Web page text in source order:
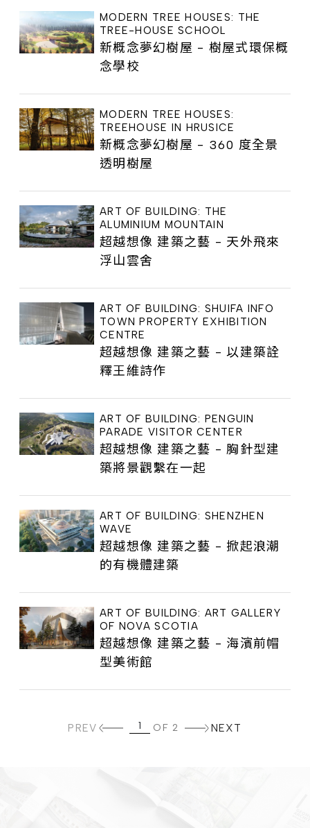
MODERN TREE HOUSES: THE
TREE-HOUSE SCHOOL
新概念夢幻樹屋 - 樹屋式環保概
念學校
MODERN TREE HOUSES:
TREEHOUSE IN HRUSICE
新概念夢幻樹屋 - 360 度全景
透明樹屋
ART OF BUILDING: THE
ALUMINIUM MOUNTAIN
超越想像 建築之藝 - 天外飛來
浮山雲舍
ART OF BUILDING: SHUIFA INFO
TOWN PROPERTY EXHIBITION
CENTRE
超越想像 建築之藝 - 以建築詮
釋王維詩作
ART OF BUILDING: PENGUIN
PARADE VISITOR CENTER
超越想像 建築之藝 - 胸針型建
築將景觀繫在一起
ART OF BUILDING: SHENZHEN
WAVE
超越想像 建築之藝 - 掀起浪潮
的有機體建築
ART OF BUILDING: ART GALLERY
OF NOVA SCOTIA
超越想像 建築之藝 - 海濱前帽
型美術館
PREV OF 2 NEXT